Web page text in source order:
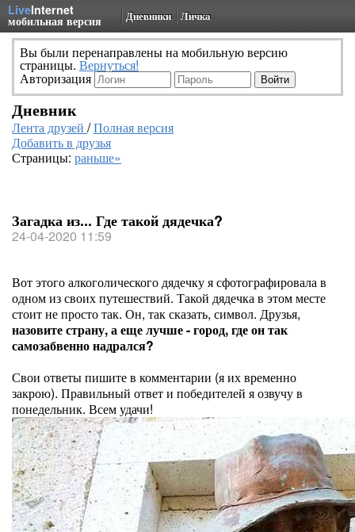
LiveInternet
мобильная версия Дневники Личка
Вы были перенаправлены на мобильную версию
страницы. Вернуться!
Авторизация
Дневник
Лента друзей /Полная версия
Добавить в друзья
Страницы: раньше»
Загадка из... Где такой дядечка?
24-04-2020 11:59
Вот этого алкоголического дядечку я сфотографировала в
одном из своих путешествий. Такой дядечка в этом месте
стоит не просто так. Он, так сказать, символ. Друзья,
назовите страну, а еще лучше - город, где он так
самозабвенно надрался?
Свои ответы пишите в комментарии (я их временно
закрою). Правильный ответ и победителей я озвучу в
понедельник. Всем удачи!